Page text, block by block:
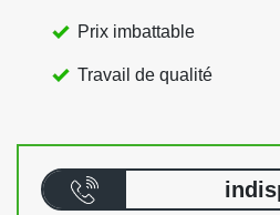
Prix imbattable
Travail de qualité